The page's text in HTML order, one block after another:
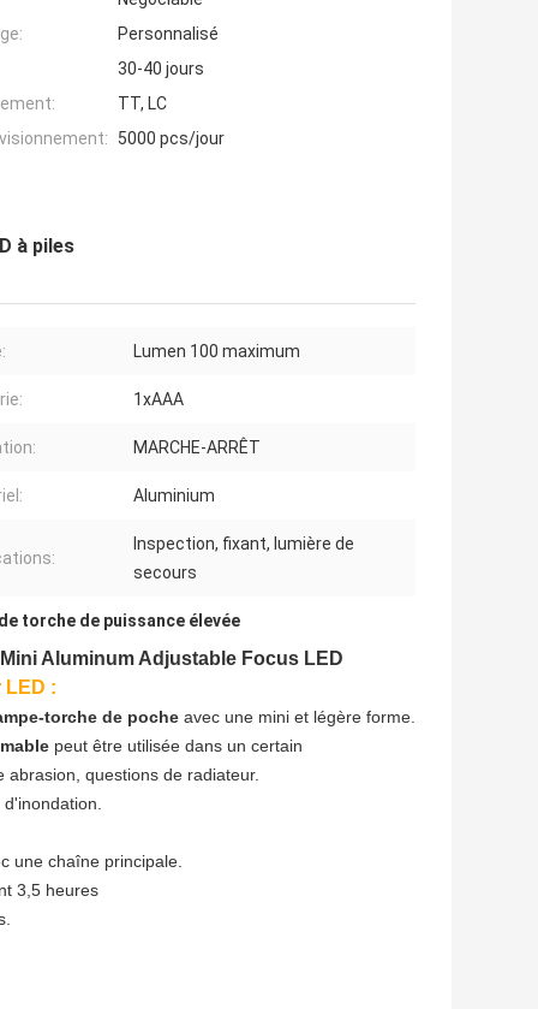
Personnalisé
30-40 jours
TT, LC
5000 pcs/jour
à piles
Lumen 100 maximum
1xAAA
MARCHE-ARRÊT
Aluminium
Inspection, fixant, lumière de
secours
torche de puissance élevée
Aluminum Adjustable Focus LED
LED :
torche de poche avec une mini et légère forme.
peut être utilisée dans un certain
abrasion, questions de radiateur.
une chaîne principale.
3,5 heures